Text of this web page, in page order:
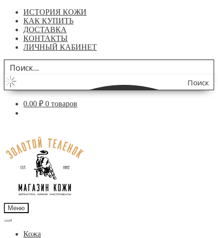
ИСТОРИЯ КОЖИ
КАК КУПИТЬ
ДОСТАВКА
КОНТАКТЫ
ЛИЧНЫЙ КАБИНЕТ
Поиск
по
0.00 ₽ 0 товаров
навигации
содержимому
Меню
Кожа